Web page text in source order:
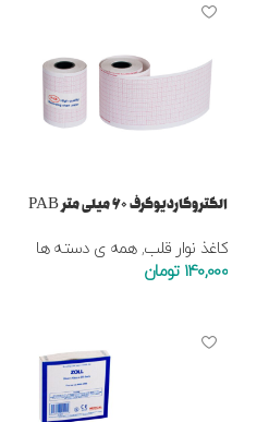
الکتروکاردیوگرف ۶۰ میلی متر PAB
کاغذ نوار قلب,همه ی دسته ها
140,000 تومان